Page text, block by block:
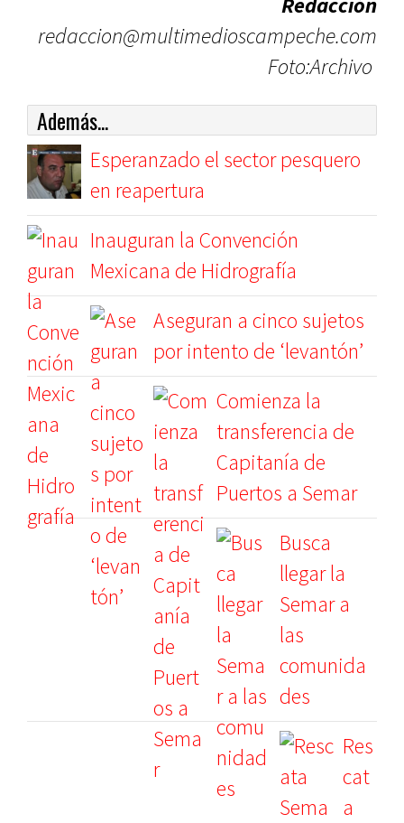
redaccion@multimedioscampeche.com
Foto:Archivo
Además...
Esperanzado el sector pesquero
en reapertura
Inauguran la Convención
Mexicana de Hidrografía
Aseguran a cinco sujetos
por intento de ‘levantón’
Comienza la
transferencia de
Capitanía de
Puertos a Semar
Busca
llegar la
Semar a
las
comunida
des
Res
cat
a